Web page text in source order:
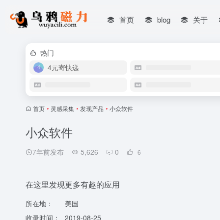
首页 blog 关于
热门
4元寄快递
首页 • 灵感采集 • 发现产品 • 小众软件
小众软件
7年前发布 5,626 0 6
在这里发现更多有趣的应用
所在地：
美国
收录时间：
2019-08-25